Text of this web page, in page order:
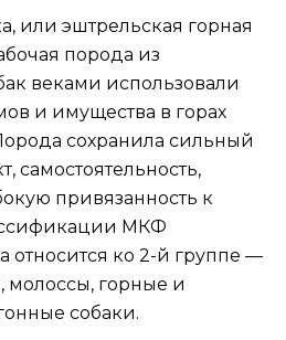
или эштрельская горная
порода из
веками использовали
и имущества в горах
сохранила сильный
самостоятельность,
привязанность к
МКФ
относится ко 2-й группе —
горные и
собаки.